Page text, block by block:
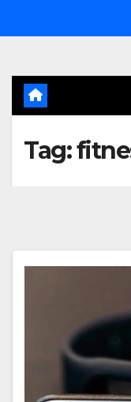
al
Tag: